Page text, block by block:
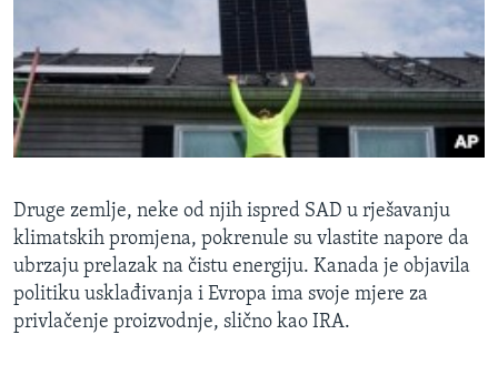
Druge zemlje, neke od njih ispred SAD u rješavanju
klimatskih promjena, pokrenule su vlastite napore da
ubrzaju prelazak na čistu energiju. Kanada je objavila
politiku usklađivanja i Evropa ima svoje mjere za
privlačenje proizvodnje, slično kao IRA.